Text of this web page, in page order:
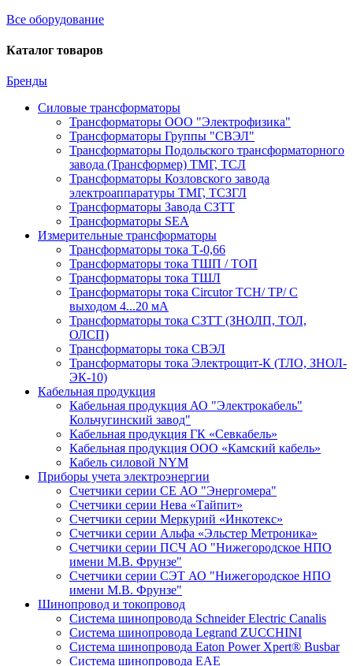
Все оборудование
Каталог товаров
Бренды
Силовые трансформаторы
Трансформаторы ООО "Электрофизика"
Трансформаторы Группы "СВЭЛ"
Трансформаторы Подольского трансформаторного
завода (Трансформер) ТМГ, ТСЛ
Трансформаторы Козловского завода
электроаппаратуры ТМГ, ТСЗГЛ
Трансформаторы Завода СЗТТ
Трансформаторы SEA
Измерительные трансформаторы
Трансформаторы тока Т-0,66
Трансформаторы тока ТШП / ТОП
Трансформаторы тока ТШЛ
Трансформаторы тока Circutor TCH/ TP/ С
выходом 4...20 мА
Трансформаторы тока СЗТТ (ЗНОЛП, ТОЛ,
ОЛСП)
Трансформаторы тока СВЭЛ
Трансформаторы тока Электрощит-К (ТЛО, ЗНОЛ-
ЭК-10)
Кабельная продукция
Кабельная продукция АО "Электрокабель"
Кольчугинский завод"
Кабельная продукция ГК «Севкабель»
Кабельная продукция ООО «Камский кабель»
Кабель силовой NYM
Приборы учета электроэнергии
Счетчики серии СЕ АО "Энергомера"
Счетчики серии Нева «Тайпит»
Счетчики серии Меркурий «Инкотекс»
Счетчики серии Альфа «Эльстер Метроника»
Счетчики серии ПСЧ АО "Нижегородское НПО
имени М.В. Фрунзе"
Счетчики серии СЭТ АО "Нижегородское НПО
имени М.В. Фрунзе"
Шинопровод и токопровод
Система шинопровода Schneider Electric Canalis
Система шинопровода Legrand ZUCCHINI
Система шинопровода Eaton Power Xpert® Busbar
Система шинопровода EAE